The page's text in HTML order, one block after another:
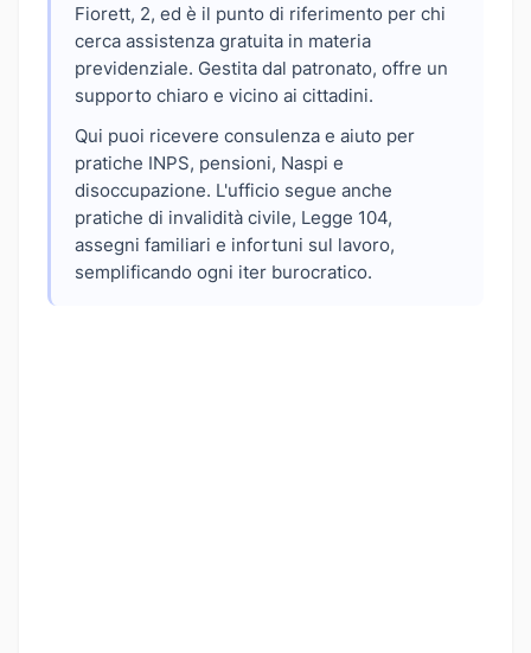
Fiorett, 2, ed è il punto di riferimento per chi
cerca assistenza gratuita in materia
previdenziale. Gestita dal patronato, offre un
supporto chiaro e vicino ai cittadini.
Qui puoi ricevere consulenza e aiuto per
pratiche INPS, pensioni, Naspi e
disoccupazione. L'ufficio segue anche
pratiche di invalidità civile, Legge 104,
assegni familiari e infortuni sul lavoro,
semplificando ogni iter burocratico.